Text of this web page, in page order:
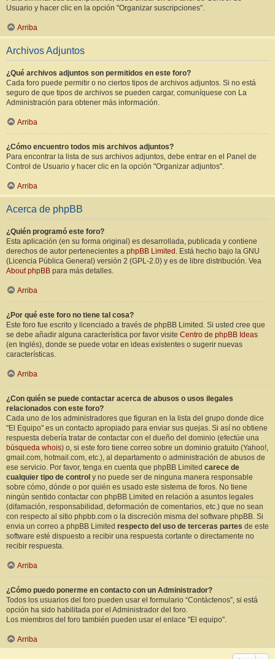
Usuario y hacer clic en la opción "Organizar suscripciones".
Arriba
Archivos Adjuntos
¿Qué archivos adjuntos son permitidos en este foro?
Cada foro puede permitir o no ciertos tipos de archivos adjuntos. Si no está
seguro de que tipos de archivos se pueden cargar, comuníquese con La
Administración para obtener más información.
Arriba
¿Cómo encuentro todos mis archivos adjuntos?
Para encontrar la lista de sus archivos adjuntos, debe entrar en el Panel de
Control de Usuario y hacer clic en la opción "Organizar adjuntos".
Arriba
Acerca de phpBB
¿Quién programó este foro?
Esta aplicación (en su forma original) es desarrollada, publicada y contiene
derechos de autor pertenecientes a phpBB Limited . Está hecho bajo la GNU
(Licencia Pública General) versión 2 (GPL-2.0) y es de libre distribución. Vea
About phpBB para más detalles.
Arriba
¿Por qué este foro no tiene tal cosa?
Este foro fue escrito y licenciado a través de phpBB Limited. Si usted cree que
se debe añadir alguna característica por favor visite Centro de phpBB Ideas
(en Inglés), donde se puede votar en ideas existentes o sugerir nuevas
características.
Arriba
¿Con quién se puede contactar acerca de abusos o usos ilegales
relacionados con este foro?
Cada uno de los administradores que figuran en la lista del grupo donde dice
"El Equipo" es un contacto apropiado para enviar sus quejas. Si así no obtiene
respuesta debería tratar de contactar con el dueño del dominio (efectúe una
búsqueda whois) o, si este foro tiene correo sobre un dominio gratuito (Yahoo!,
gmail.com, hotmail.com, etc.), al departamento o administración de abusos de
ese servicio. Por favor, tenga en cuenta que phpBB Limited carece de
cualquier tipo de control y no puede ser de ninguna manera responsable
sobre cómo, dónde o por quién es usado este sistema de foros. No tiene
ningún sentido contactar con phpBB Limited en relación a asuntos legales
(difamación, responsabilidad, deformación de comentarios, etc.) que no sean
con respecto al sitio phpbb.com o la discreción misma del software phpBB. Si
envia un correo a phpBB Limited respecto del uso de terceras partes de este
software esté dispuesto a recibir una respuesta cortante o directamente no
recibir respuesta.
Arriba
¿Cómo puedo ponerme en contacto con un Administrador?
Todos los usuarios del foro pueden usar el formulario “Contáctenos”, si está
opción ha sido habilitada por el Administrador del foro.
Los miembros del foro también pueden usar el enlace "El equipo".
Arriba